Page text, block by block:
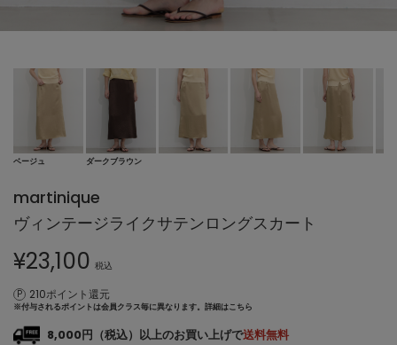
ベージュ ダークブラウン
martinique
ヴィンテージライクサテンロングスカート
¥23,100 税込
210ポイント還元
※付与されるポイントは会員クラス毎に異なります。 詳細はこちら
8,000円（税込）以上のお買い上げで送料無料